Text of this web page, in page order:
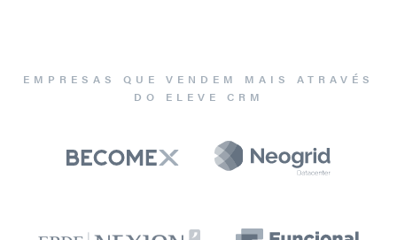
EMPRESAS QUE VENDEM MAIS ATRAVÉS
DO ELEVE CRM